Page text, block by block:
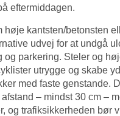
eftermiddagen.
høje kantsten/betonsten
udvej for at undgå
og parkering. Steler og
utrygge og skabe
med faste genstande.
– mindst 30 cm –
og trafiksikkerheden bør